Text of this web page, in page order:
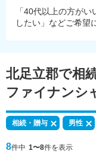
「40代以上の方が
したい」などご希望
北足立郡で相
ファイナンシ
相続・贈与 男性
8件中 1〜8件を表示